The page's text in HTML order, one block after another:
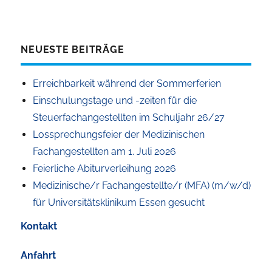
NEUESTE BEITRÄGE
Erreichbarkeit während der Sommerferien
Einschulungstage und -zeiten für die
Steuerfachangestellten im Schuljahr 26/27
Lossprechungsfeier der Medizinischen
Fachangestellten am 1. Juli 2026
Feierliche Abiturverleihung 2026
Medizinische/r Fachangestellte/r (MFA) (m/w/d)
für Universitätsklinikum Essen gesucht
Kontakt
Anfahrt